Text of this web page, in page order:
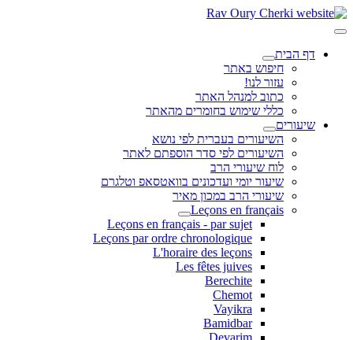
דף הבית
חיפוש באתר
עזור לנו!
כתוב למנהל האתר
כללי שימוש בחומרים מהאתר
שיעורים
השיעורים בעברית לפי נושא
השיעורים לפי סדר הוספתם לאתר
לוח שיעורי הרב
שיעור יומי ועדכונים בוואטסאפ וטלגרם
שיעורי הרב במכון מאיר
Leçons en français
Leçons en français - par sujet
Leçons par ordre chronologique
L'horaire des leçons
Les fêtes juives
Berechite
Chemot
Vayikra
Bamidbar
Devarim